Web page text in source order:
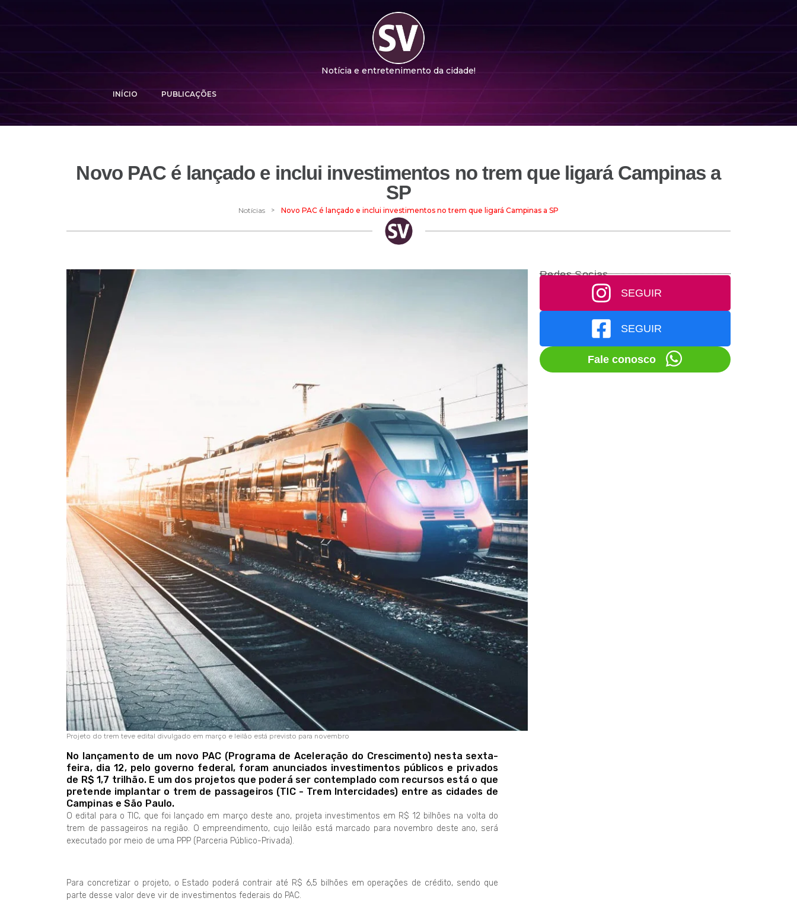
Notícia e entretenimento da cidade!
INÍCIO PUBLICAÇÕES
Novo PAC é lançado e inclui investimentos no trem que ligará Campinas a
SP
Notícias > Novo PAC é lançado e inclui investimentos no trem que ligará Campinas a SP
Projeto do trem teve edital divulgado em março e leilão está previsto para novembro
No lançamento de um novo PAC (Programa de Aceleração do Crescimento) nesta sexta-
feira, dia 12, pelo governo federal, foram anunciados investimentos públicos e privados
de R$ 1,7 trilhão. E um dos projetos que poderá ser contemplado com recursos está o que
pretende implantar o trem de passageiros (TIC - Trem Intercidades) entre as cidades de
Campinas e São Paulo.
O edital para o TIC, que foi lançado em março deste ano, projeta investimentos em R$ 12 bilhões na volta do
trem de passageiros na região. O empreendimento, cujo leilão está marcado para novembro deste ano, será
executado por meio de uma PPP (Parceria Público-Privada).
Para concretizar o projeto, o Estado poderá contrair até R$ 6,5 bilhões em operações de crédito, sendo que
parte desse valor deve vir de investimentos federais do PAC.
Redes Socias
SEGUIR
SEGUIR
Fale conosco